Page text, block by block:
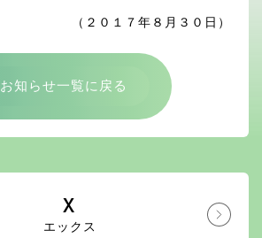
（２０１７年８月３０日）
お知らせ一覧に戻る
X
エックス